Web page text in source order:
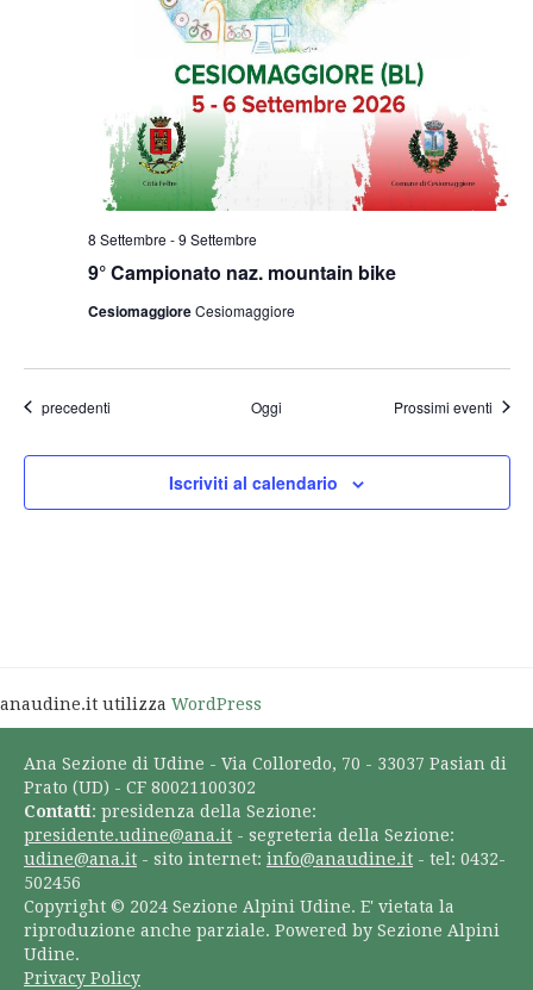
9° Campionato naz. mountain bike
8 Settembre -9 Settembre
CesiomaggioreCesiomaggiore
Eventi
precedenti Oggi Prossimi eventi
Iscriviti al calendario
anaudine.it utilizza WordPress
Ana Sezione di Udine - Via Colloredo, 70 - 33037 Pasian di
Prato (UD) - CF 80021100302
Contatti: presidenza della Sezione:
presidente.udine@ana.it - segreteria della Sezione:
udine@ana.it - sito internet: info@anaudine.it - tel: 0432-
502456
Copyright © 2024 Sezione Alpini Udine. E' vietata la
riproduzione anche parziale. Powered by Sezione Alpini
Udine.
Privacy Policy